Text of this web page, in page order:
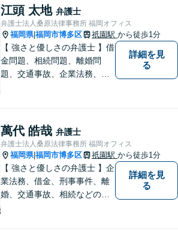
貞慰謝料請求のご相談はお任
せください【夜間／休日相談
可（要予約）】
江頭 太地 弁護士
弁護士法人桑原法律事務所 福岡オフィス
福岡県|福岡市博多区 祇園駅 から徒歩1分
【 強さと優しさの弁護士 】借
金問題、相続問題、離婚問
題、交通事故、企業法務、刑
よる迅速で最適なリーガルサ
ービスを提供いたします。
詳細を見
る
萬代 皓哉 弁護士
弁護士法人桑原法律事務所 福岡オフィス
福岡県|福岡市博多区 祇園駅 から徒歩1分
【 強さと優しさの弁護士 】企
業法務、借金、刑事事件、離
婚、交通事故、相続などのご
詳細を見
る